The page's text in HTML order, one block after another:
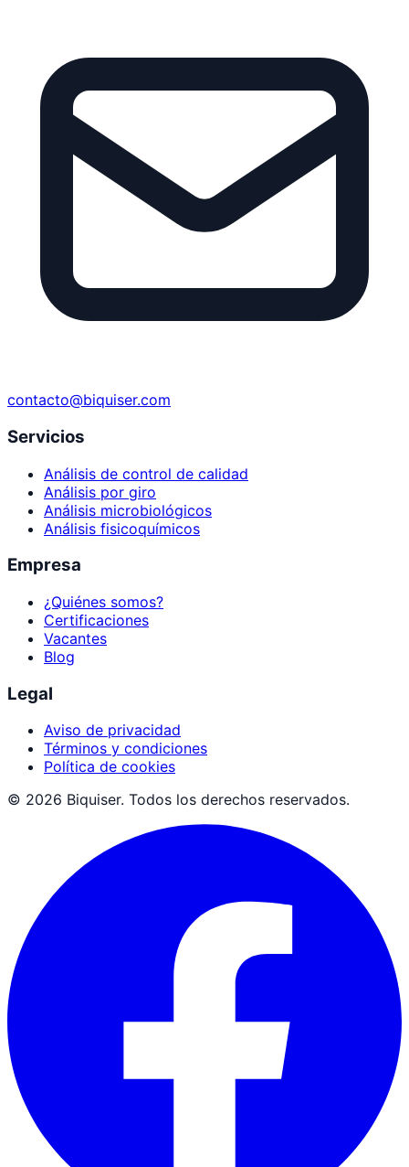
contacto@biquiser.com
Servicios
Análisis de control de calidad
Análisis por giro
Análisis microbiológicos
Análisis fisicoquímicos
Empresa
¿Quiénes somos?
Certificaciones
Vacantes
Blog
Legal
Aviso de privacidad
Términos y condiciones
Política de cookies
© 2026 Biquiser. Todos los derechos reservados.